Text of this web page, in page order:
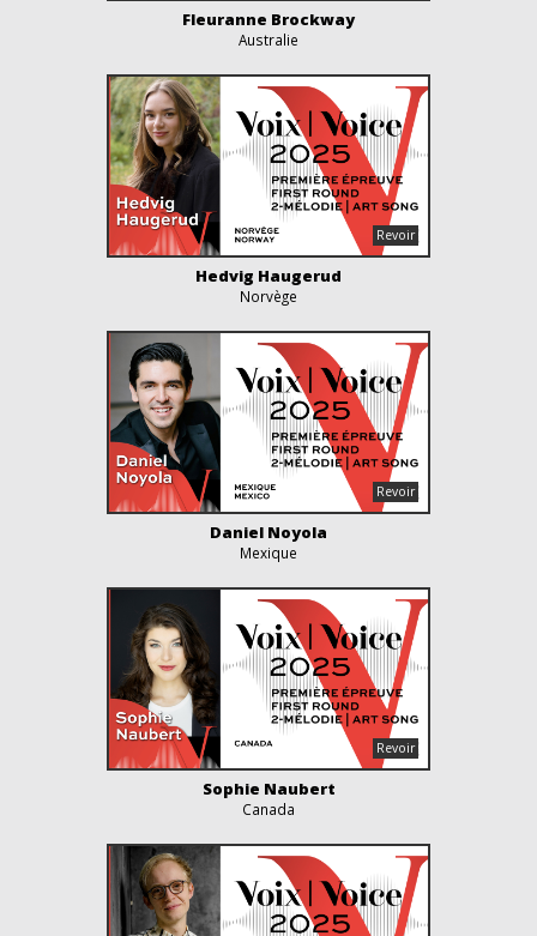
Fleuranne Brockway
Australie
Hedvig Haugerud
Norvège
Daniel Noyola
Mexique
Sophie Naubert
Canada